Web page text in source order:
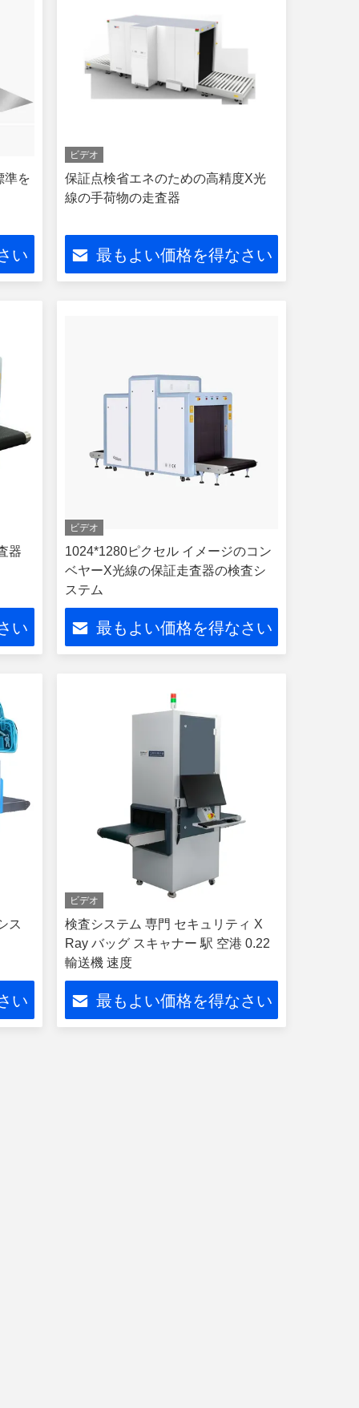
準を
い
ビデオ
保証点検省エネのための高精度X光
線の手荷物の走査器
最もよい価格を得なさい
器
い
ビデオ
1024*1280ピクセル イメージのコン
ベヤーX光線の保証走査器の検査シ
ステム
最もよい価格を得なさい
ス
い
ビデオ
検査システム 専門 セキュリティ X
Ray バッグ スキャナー 駅 空港 0.22
輸送機 速度
最もよい価格を得なさい